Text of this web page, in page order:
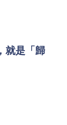
就是「歸